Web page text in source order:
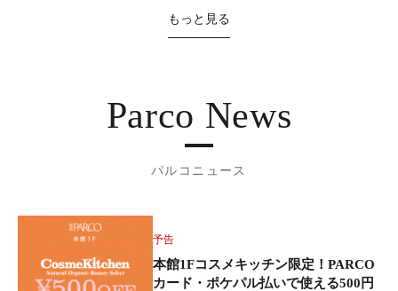
もっと見る
Parco News
パルコニュース
予告
本館1Fコスメキッチン限定！PARCO
カード・ポケパル払いで使える500円